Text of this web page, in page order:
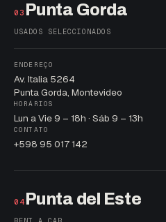
03 Punta Gorda
USADOS SELECCIONADOS
ENDEREÇO
Av. Italia 5264
Punta Gorda, Montevideo
HORÁRIOS
Lun a Vie 9 – 18h · Sáb 9 – 13h
CONTATO
+598 95 017 142
04 Punta del Este